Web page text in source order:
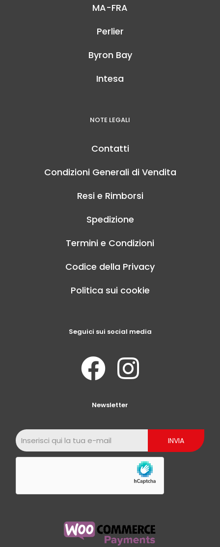
MA-FRA
Perlier
Byron Bay
Intesa
NOTE LEGALI
Contatti
Condizioni Generali di Vendita
Resi e Rimborsi
Spedizione
Termini e Condizioni
Codice della Privacy
Politica sui cookie
Seguici sui social media
Newsletter